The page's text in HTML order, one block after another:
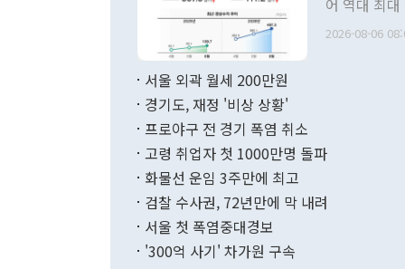
관의 무리한
다. [정동영 통일부 장관이 지난달 23일 오후 서울 종로구 정부서울청사에
무너졌다고
함께 4자 대
어 역대 최
료=한국은행] 한국은행이 6일 발표한 '2026년 6월 국제수지(잠정)'
며 월간 기
196.9% 급
수출은
2026-08-06
서울 외곽 월세 200만원
경기도, 재정 '비상 상황'
프로야구 전 경기 폭염 취소
고령 취업자 첫 1000만명 돌파
화물선 운임 3주만에 최고
검찰 수사권, 72년만에 막 내려
서울 첫 폭염중대경보
'300억 사기' 차가원 구속